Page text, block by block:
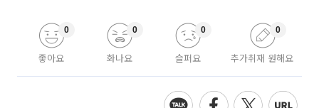
좋아요
0
화나요
0
슬퍼요
0
추가취재 원해요
0